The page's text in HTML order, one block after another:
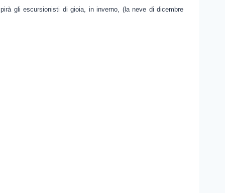
gli escursionisti di gioia, in inverno, (la neve di dicembre